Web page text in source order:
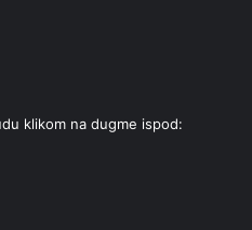
klikom na dugme ispod: